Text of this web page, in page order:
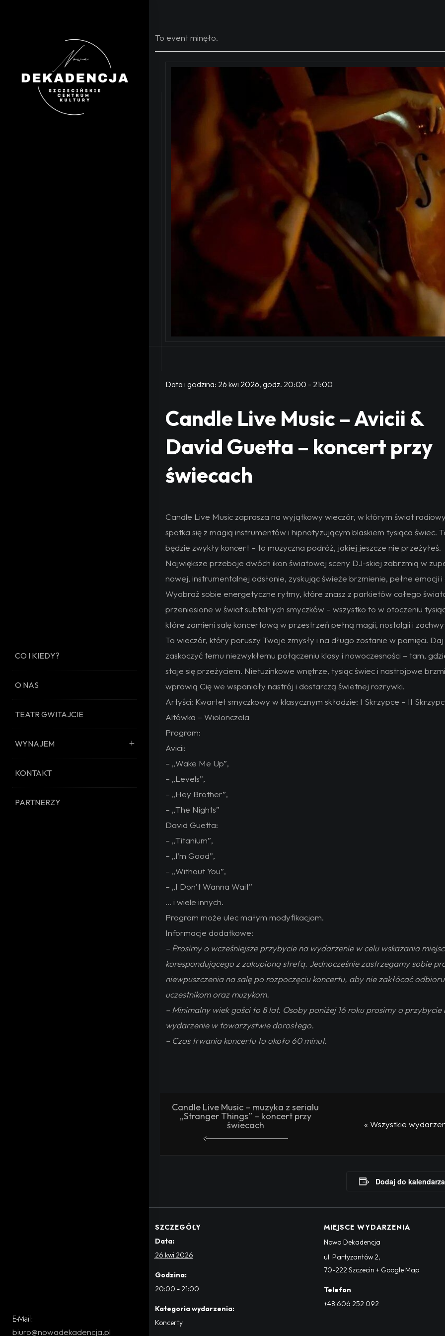
CO I KIEDY?
O NAS
TEATR GWITAJCIE
WYNAJEM
KONTAKT
PARTNERZY
E-Mail:
biuro@nowadekadencja.pl
To event minęło.
Data i godzina: 26 kwi 2026, godz. 20:00 - 21:00
Candle Live Music – Avicii &
David Guetta – koncert przy
świecach
Candle Live Music zaprasza na wyjątkowy wieczór, w którym świat
spotka się z magią instrumentów i hipnotyzującym blaskiem tysiąca świec.
będzie zwykły koncert – to muzyczna podróż, jakiej jeszcze nie przeżyłeś.
Największe przeboje dwóch ikon światowej sceny DJ-skiej zabrzmią w
nowej, instrumentalnej odsłonie, zyskując świeże brzmienie, pełne emocji i
Wyobraź sobie energetyczne rytmy, które znasz z parkietów całego
przeniesione w świat subtelnych smyczków – wszystko to w otoczeniu
które zamieni salę koncertową w przestrzeń pełną magii, nostalgii i
To wieczór, który poruszy Twoje zmysły i na długo zostanie w pamięci. Daj
zaskoczyć temu niezwykłemu połączeniu klasy i nowoczesności – tam,
staje się przeżyciem. Nietuzinkowe wnętrze, tysiąc świec i nastrojowe
wprawią Cię we wspaniały nastrój i dostarczą świetnej rozrywki.
Artyści: Kwartet smyczkowy w klasycznym składzie: I Skrzypce – II
Altówka – Wiolonczela
Program:
Avicii:
– „Wake Me Up”,
– „Levels”,
– „Hey Brother”,
– „The Nights”
David Guetta:
– „Titanium”,
– „I’m Good”,
– „Without You”,
– „I Don’t Wanna Wait”
… i wiele innych.
Program może ulec małym modyfikacjom.
Informacje dodatkowe:
– Prosimy o wcześniejsze przybycie na wydarzenie w celu wskazania
korespondującego z zakupioną strefą. Jednocześnie zastrzegamy sobie
niewpuszczenia na salę po rozpoczęciu koncertu, aby nie zakłócać
uczestnikom oraz muzykom.
– Minimalny wiek gości to 8 lat. Osoby poniżej 16 roku prosimy o przybycie
wydarzenie w towarzystwie dorosłego.
– Czas trwania koncertu to około 60 minut.
Candle Live Music – muzyka z serialu
„Stranger Things” – koncert przy
świecach « Wszystkie
Dodaj do kalendarza
SZCZEGÓŁY
Data:
26 kwi 2026
Godzina:
20:00 - 21:00
Kategoria wydarzenia:
Koncerty
MIEJSCE WYDARZENIA
Nowa Dekadencja
ul. Partyzantów 2,
70-222Szczecin + Google Map
Telefon
+48 606 252 092